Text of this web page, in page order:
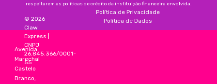
respeitarem as políticas de crédito da instituição financeira envolvida.
Avenida
Marechal
Castelo
Branco,
© 2026
Claw
Express
CNPJ
26.845.366/0001-
55
Política de Privacidade
Política de Dados